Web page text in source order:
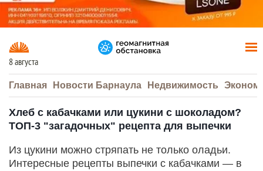
8 августа
Главная Новости Барнаула Недвижимость
Хлеб с кабачками или цукини с шоколадом?
ТОП-3 "загадочных" рецепта для выпечки
Из цукини можно стряпать не только оладьи.
Интересные рецепты выпечки с кабачками — в